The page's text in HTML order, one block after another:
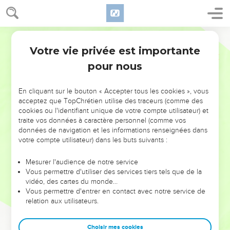
NE MANQUEZ PAS L’ÉVÉNEMENT
DE L’ANNÉE !
ET SI LEURS ERREURS POUVAIENT VOUS ÉVITER LES
VOTRES ?
leur foi ou leur vision. Mais on voit moins les doutes, les erreurs
et les saisons difficiles qu'ils ont traversés, alors même que ce
sont elles qui les ont façonnés.
Dans cette conférence, leaders, entrepreneurs, et responsables
clés pour avancer avec plus de sagesse afin que leurs erreurs
Votre vie privée est importante
pour nous
En cliquant sur le bouton « Accepter tous les cookies », vous
acceptez que TopChrétien utilise des traceurs (comme des
cookies ou l'identifiant unique de votre compte utilisateur) et
traite vos données à caractère personnel (comme vos
données de navigation et les informations renseignées dans
votre compte utilisateur) dans les buts suivants :
Mesurer l'audience de notre service
Vous permettre d'utiliser des services tiers tels que de la
vidéo, des cartes du monde…
Vous permettre d'entrer en contact avec notre service de
relation aux utilisateurs.
Choisir mes cookies